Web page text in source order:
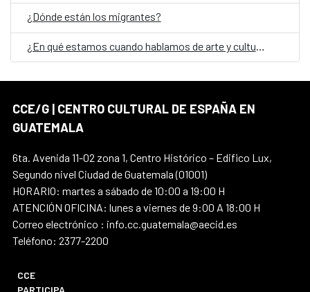
¿Dónde están los migrantes?
CCE/G | CENTRO CULTURAL DE ESPAÑA EN
GUATEMALA
6ta. Avenida 11-02 zona 1, Centro Histórico – Edifico Lux,
Segundo nivel Ciudad de Guatemala (01001)
HORARIO: martes a sábado de 10:00 a 19:00 H
ATENCIÓN OFICINA: lunes a viernes de 9:00 A 18:00 H
Correo electrónico : info.cc.guatemala@aecid.es
Teléfono: 2377-2200
CCE